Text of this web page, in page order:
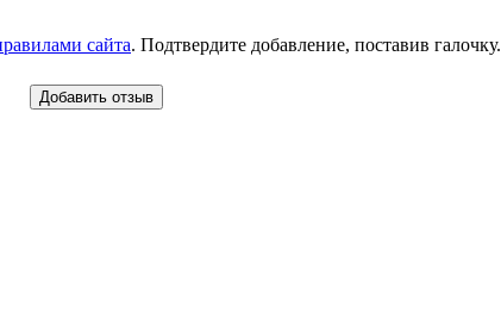
сайта. Подтвердите добавление, поставив галочку.
Добавить отзыв